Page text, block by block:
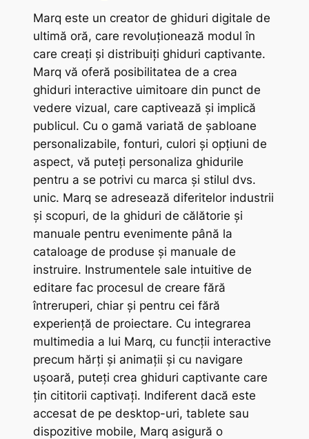
Marq este un creator de ghiduri digitale de
ultimă oră, care revoluționează modul în
care creați și distribuiți ghiduri captivante.
Marq vă oferă posibilitatea de a crea
ghiduri interactive uimitoare din punct de
vedere vizual, care captivează și implică
publicul. Cu o gamă variată de șabloane
personalizabile, fonturi, culori și opțiuni de
aspect, vă puteți personaliza ghidurile
pentru a se potrivi cu marca și stilul dvs.
unic. Marq se adresează diferitelor industrii
și scopuri, de la ghiduri de călătorie și
manuale pentru evenimente până la
cataloage de produse și manuale de
instruire. Instrumentele sale intuitive de
editare fac procesul de creare fără
întreruperi, chiar și pentru cei fără
experiență de proiectare. Cu integrarea
multimedia a lui Marq, cu funcții interactive
precum hărți și animații și cu navigare
ușoară, puteți crea ghiduri captivante care
țin cititorii captivați. Indiferent dacă este
accesat de pe desktop-uri, tablete sau
dispozitive mobile, Marq asigură o